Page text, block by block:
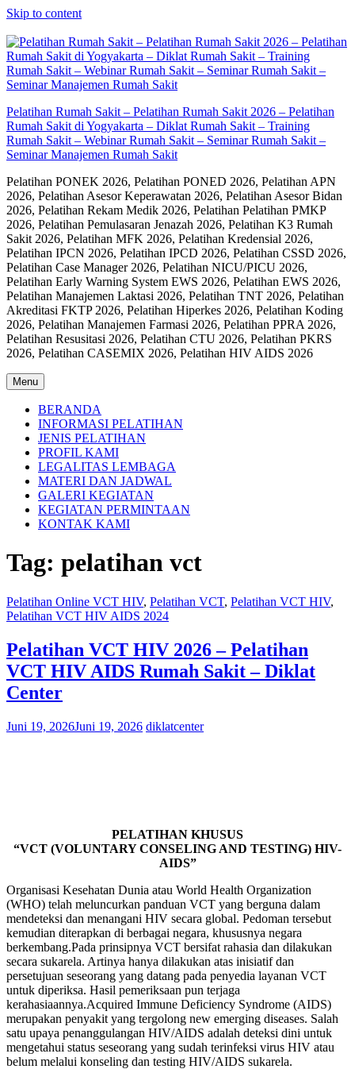
Skip to content
Pelatihan Rumah Sakit – Pelatihan Rumah Sakit 2026 – Pelatihan
Rumah Sakit di Yogyakarta – Diklat Rumah Sakit – Training
Rumah Sakit – Webinar Rumah Sakit – Seminar Rumah Sakit –
Seminar Manajemen Rumah Sakit
Pelatihan PONEK 2026, Pelatihan PONED 2026, Pelatihan APN
2026, Pelatihan Asesor Keperawatan 2026, Pelatihan Asesor Bidan
2026, Pelatihan Rekam Medik 2026, Pelatihan Pelatihan PMKP
2026, Pelatihan Pemulasaran Jenazah 2026, Pelatihan K3 Rumah
Sakit 2026, Pelatihan MFK 2026, Pelatihan Kredensial 2026,
Pelatihan IPCN 2026, Pelatihan IPCD 2026, Pelatihan CSSD 2026,
Pelatihan Case Manager 2026, Pelatihan NICU/PICU 2026,
Pelatihan Early Warning System EWS 2026, Pelatihan EWS 2026,
Pelatihan Manajemen Laktasi 2026, Pelatihan TNT 2026, Pelatihan
Akreditasi FKTP 2026, Pelatihan Hiperkes 2026, Pelatihan Koding
2026, Pelatihan Manajemen Farmasi 2026, Pelatihan PPRA 2026,
Pelatihan Resusitasi 2026, Pelatihan CTU 2026, Pelatihan PKRS
2026, Pelatihan CASEMIX 2026, Pelatihan HIV AIDS 2026
Menu
BERANDA
INFORMASI PELATIHAN
JENIS PELATIHAN
PROFIL KAMI
LEGALITAS LEMBAGA
MATERI DAN JADWAL
GALERI KEGIATAN
KEGIATAN PERMINTAAN
KONTAK KAMI
Tag: pelatihan vct
Pelatihan Online VCT HIV, Pelatihan VCT, Pelatihan VCT HIV,
Pelatihan VCT HIV AIDS 2024
Pelatihan VCT HIV 2026 – Pelatihan
VCT HIV AIDS Rumah Sakit – Diklat
Center
Juni 19, 2026Juni 19, 2026 diklatcenter
PELATIHAN KHUSUS
“VCT (VOLUNTARY CONSELING AND TESTING) HIV-
AIDS”
Organisasi Kesehatan Dunia atau World Health Organization
(WHO) telah meluncurkan panduan VCT yang berguna dalam
mendeteksi dan menangani HIV secara global. Pedoman tersebut
kemudian diterapkan di berbagai negara, khususnya negara
berkembang.Pada prinsipnya VCT bersifat rahasia dan dilakukan
secara sukarela. Artinya hanya dilakukan atas inisiatif dan
persetujuan seseorang yang datang pada penyedia layanan VCT
untuk diperiksa. Hasil pemeriksaan pun terjaga
kerahasiaannya.Acquired Immune Deficiency Syndrome (AIDS)
merupakan penyakit yang tergolong new emerging diseases. Salah
satu upaya penanggulangan HIV/AIDS adalah deteksi dini untuk
mengetahui status seseorang yang sudah terinfeksi virus HIV atau
belum melalui konseling dan testing HIV/AIDS sukarela.